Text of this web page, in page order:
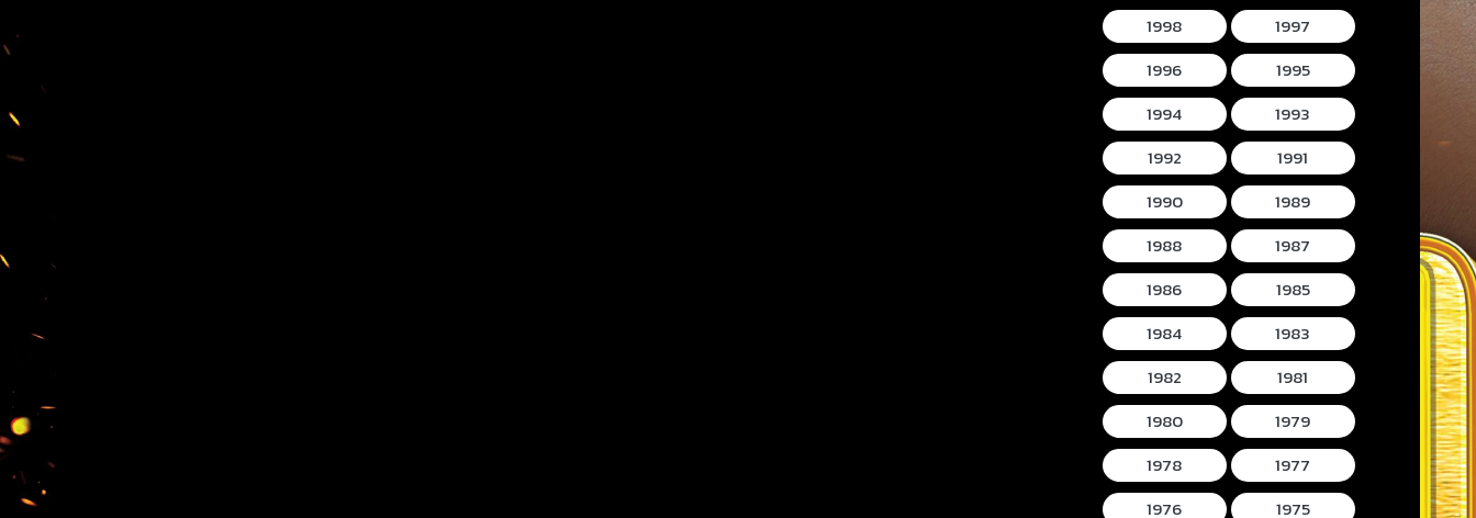
1998
1997
1996
1995
1994
1993
1992
1991
1990
1989
1988
1987
1986
1985
1984
1983
1982
1981
1980
1979
1978
1977
1976
1975